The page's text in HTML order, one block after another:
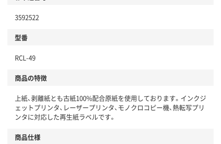
3592522
型番
RCL-49
商品の特徴
上紙、剥離紙とも古紙100%配合原紙を使用しております。インクジ
ェットプリンタ、レーザープリンタ、モノクロコピー機、熱転写プリ
ンタに対応した再生紙ラベルです。
商品仕様